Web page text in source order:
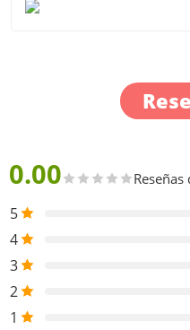
0.00 Reseñas
5
4
3
2
1